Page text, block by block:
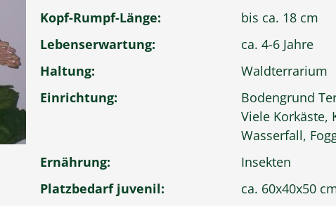
Kopf-Rumpf-Länge:
bis ca. 18 cm
Lebenserwartung:
ca. 4-6 Jahre
Haltung:
Waldterrarium
Einrichtung:
Bodengrund
Viele Korkäste,
Wasserfall,
Ernährung:
Insekten
Platzbedarf juvenil:
ca. 60x40x50